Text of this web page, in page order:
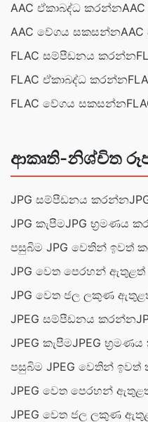
AAC ඒකාබද්ධ කරන්න
AAC වේගය සකසන්න
FLAC සම්පීඩනය කරන්න
FLAC ඒකාබද්ධ කරන්න
FLAC වේගය සකසන්න
ආකෘති-නිශ්චිත
JPG සම්පීඩනය කරන්න
JPG කැපීමJPG භ්‍රමණය
පසුබිම JPG වෙතින් ඉවත්
JPG වෙත පෙරහන්
JPG වෙත ජල ලකුණ
JPEG සම්පීඩනය කරන්න
JPEG කැපීමJPEG
පසුබිම JPEG වෙතින්
JPEG වෙත පෙරහන්
JPEG වෙත ජල ලකුණ